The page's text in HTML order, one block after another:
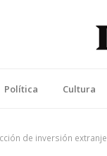
Política Cultura
de inversión